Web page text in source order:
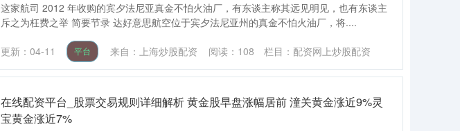
这家航司 2012 年收购的宾夕法尼亚真金不怕火油厂，有东谈主称其远见明见，也有东谈主
斥之为枉费之举 简要节录 达好意思航空位于宾夕法尼亚州的真金不怕火油厂，将....
更新：04-11 平台 来自：上海炒股配资 阅读： 108 栏目： 配资网上炒股配资
在线配资平台_股票交易规则详细解析 黄金股早盘涨幅居前 潼关黄金涨近9%灵
宝黄金涨近7%